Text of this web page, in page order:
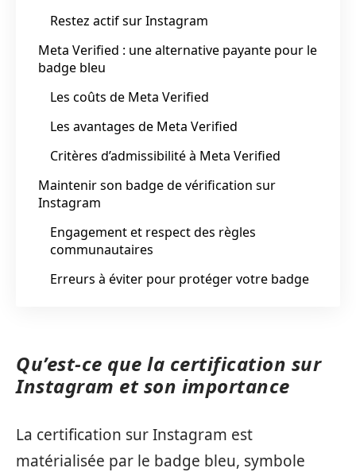
Restez actif sur Instagram
Meta Verified : une alternative payante pour le
badge bleu
Les coûts de Meta Verified
Les avantages de Meta Verified
Critères d’admissibilité à Meta Verified
Maintenir son badge de vérification sur
Instagram
Engagement et respect des règles
communautaires
Erreurs à éviter pour protéger votre badge
Qu’est-ce que la certification sur
Instagram et son importance
La certification sur Instagram est
matérialisée par le badge bleu, symbole